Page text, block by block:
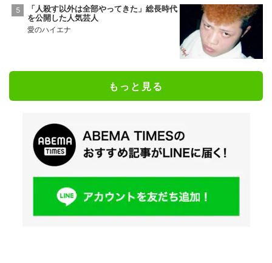
「人殺す以外は全部やってきた」総長時代
を公開した人気芸人
愛のハイエナ
もっと見る